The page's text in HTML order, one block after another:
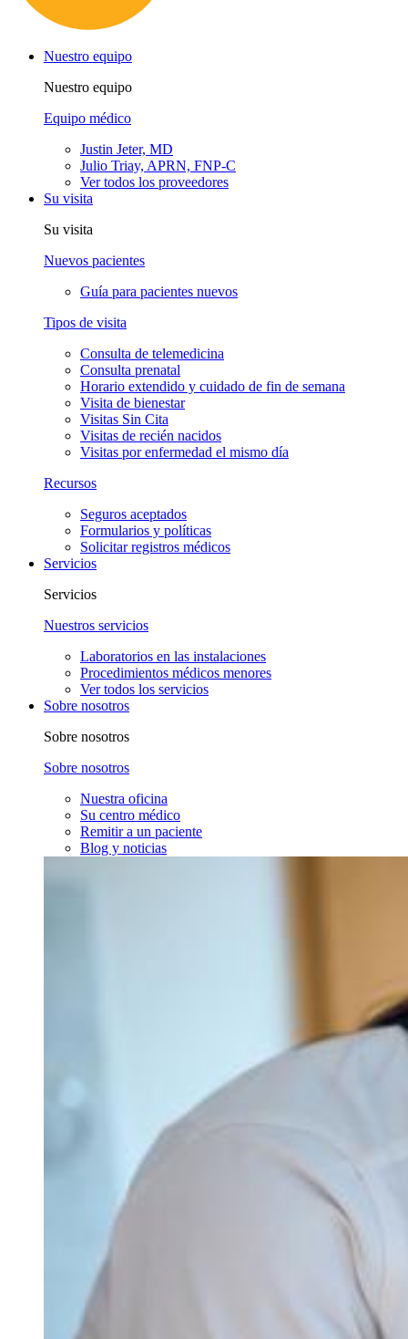
Nuestro equipo
Nuestro equipo
Equipo médico
Justin Jeter, MD
Julio Triay, APRN, FNP-C
Ver todos los proveedores
Su visita
Su visita
Nuevos pacientes
Guía para pacientes nuevos
Tipos de visita
Consulta de telemedicina
Consulta prenatal
Horario extendido y cuidado de fin de semana
Visita de bienestar
Visitas Sin Cita
Visitas de recién nacidos
Visitas por enfermedad el mismo día
Recursos
Seguros aceptados
Formularios y políticas
Solicitar registros médicos
Servicios
Servicios
Nuestros servicios
Laboratorios en las instalaciones
Procedimientos médicos menores
Ver todos los servicios
Sobre nosotros
Sobre nosotros
Sobre nosotros
Nuestra oficina
Su centro médico
Remitir a un paciente
Blog y noticias